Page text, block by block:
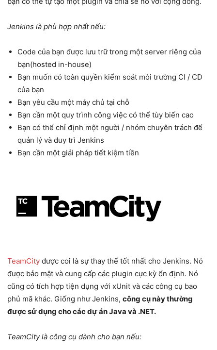
Jenkins là phù hợp nhất nếu:
Code của bạn được lưu trữ trong một server riêng của
bạn(hosted in-house)
Bạn muốn có toàn quyền kiểm soát môi trường CI / CD
của bạn
Bạn yêu cầu một máy chủ tại chỗ
Bạn cần một quy trình công việc có thể tùy biến cao
Bạn có thể chỉ định một người / nhóm chuyên trách để
quản lý và duy trì Jenkins
Bạn cần một giải pháp tiết kiệm tiền
TeamCity được coi là sự thay thế tốt nhất cho Jenkins. Nó
được bảo mật và cung cấp các plugin cực kỳ ổn định. Nó
cũng có tích hợp tiện dụng với xUnit và các công cụ bao
phủ mã khác. Giống như Jenkins, công cụ này thường
được sử dụng cho các dự án Java và .NET.
TeamCity là công cụ dành cho bạn nếu: